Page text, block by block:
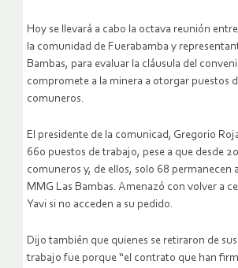
Hoy se llevará a cabo la octava reunión
la comunidad de Fuerabamba y
Bambas, para evaluar la cláusula del
compromete a la minera a otorgar puestos
comuneros.
El presidente de la comunicad, Gregorio
660 puestos de trabajo, pese a que desde
comuneros y, de ellos, solo 68 permanecen
MMG Las Bambas. Amenazó con volver a
Yavi si no acceden a su pedido.
Dijo también que quienes se retiraron de
trabajo fue porque “el contrato que han